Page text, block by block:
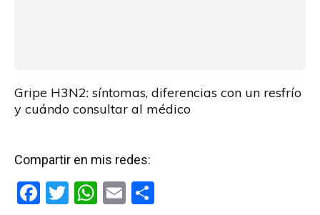
Gripe H3N2: síntomas, diferencias con un resfrío
y cuándo consultar al médico
Compartir en mis redes:
F
T
W E